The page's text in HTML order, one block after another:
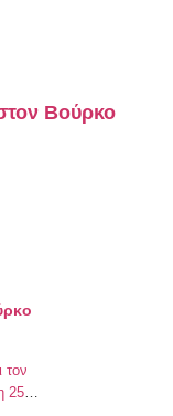
Βούρκο
25